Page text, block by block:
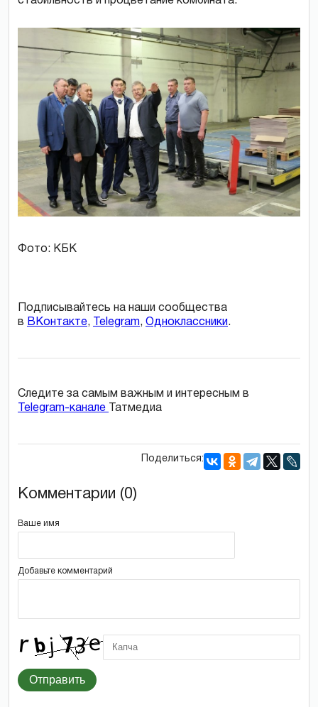
Фото: КБК
Подписывайтесь на наши сообщества
в ВКонтакте, Telegram, Одноклассники .
Следите за самым важным и интересным в
Telegram-канале
Татмедиа
Поделиться:
Комментарии (0)
Ваше имя
Добавьте комментарий
Отправить